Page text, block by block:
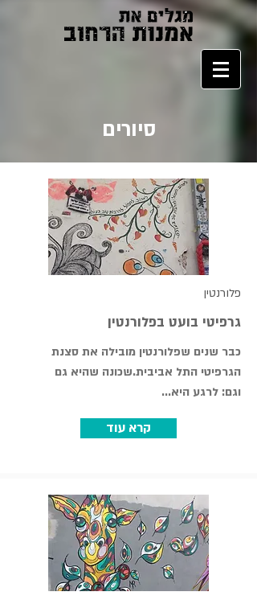
סיורים
פלורנטין
גרפיטי בועט בפלורנטין
כבר שנים שפלורנטין מובילה את סצנת
הגרפיטי התל אביבית.שכונה שהיא גם
וגם: לרגע היא...
קרא עוד